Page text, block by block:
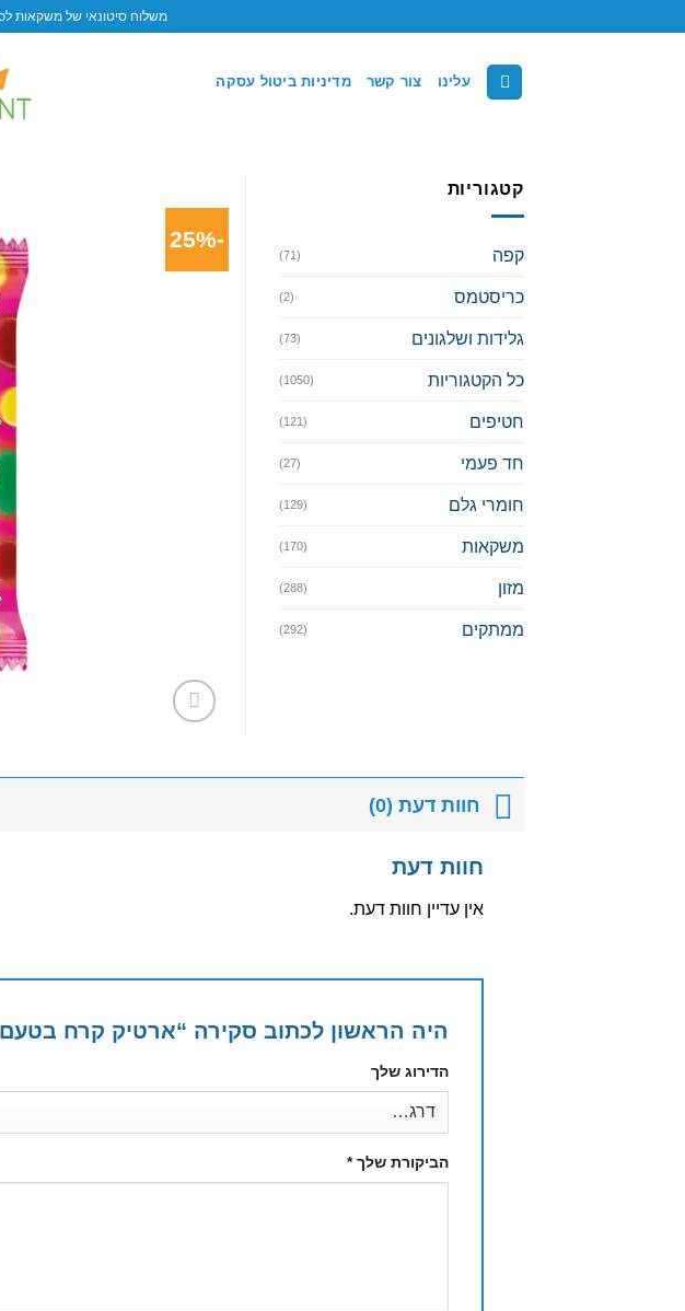
משלוח סיטונאי של משקאות לכל
עלינו צור קשר מדיניות ביטול עסקה
-25%
קטגוריות
קפה (71)
כריסטמס (2)
גלידות ושלגונים (73)
כל הקטגוריות (1050)
חטיפים (121)
חד פעמי (27)
חומרי גלם (129)
משקאות (170)
מזון (288)
ממתקים (292)
חוות דעת (0)
חוות דעת
אין עדיין חוות דעת.
היה הראשון לכתוב סקירה “ארטיק קרח
הדירוג שלך
הביקורת שלך*